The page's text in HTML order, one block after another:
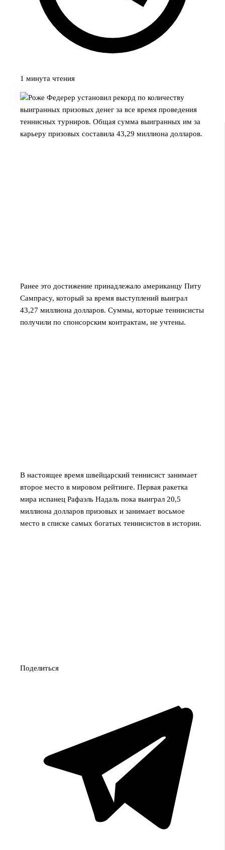
1 минута чтения
Роже Федерер установил рекорд по количеству
выигранных призовых денег за все время проведения
теннисных турниров. Общая сумма выигранных им за
карьеру призовых составила 43,29 миллиона долларов.
Ранее это достижение принадлежало американцу Питу
Сампрасу, который за время выступлений выиграл
43,27 миллиона долларов. Суммы, которые теннисисты
получили по спонсорским контрактам, не учтены.
В настоящее время швейцарский теннисист занимает
второе место в мировом рейтинге. Первая ракетка
мира испанец Рафаэль Надаль пока выиграл 20,5
миллиона долларов призовых и занимает восьмое
место в списке самых богатых теннисистов в истории.
Поделиться